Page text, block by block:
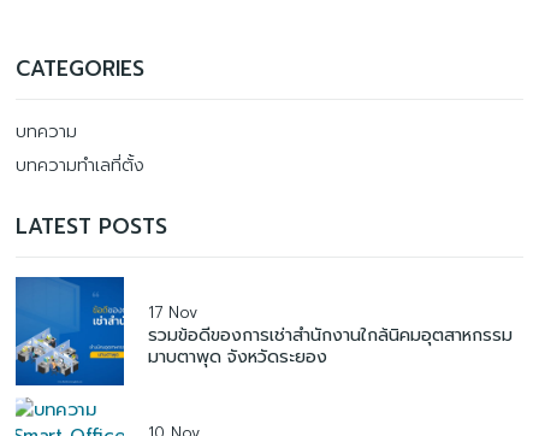
CATEGORIES
บทความ
บทความทำเลที่ตั้ง
LATEST POSTS
17 Nov
รวมข้อดีของการเช่าสำนักงานใกล้นิคมอุตสาหกรรม
มาบตาพุด จังหวัดระยอง